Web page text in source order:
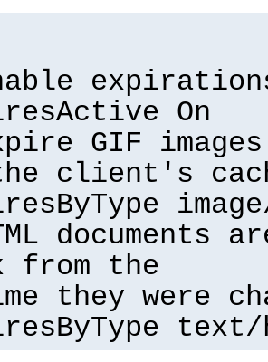
On
GIF
client's
documents
from the
they were
text/